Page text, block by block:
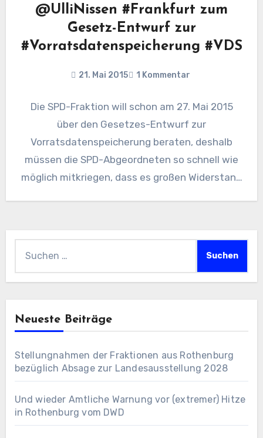
@UlliNissen #Frankfurt zum
Gesetz-Entwurf zur
#Vorratsdatenspeicherung #VDS
21. Mai 2015 1 Kommentar
Die SPD-Fraktion will schon am 27. Mai 2015
über den Gesetzes-Entwurf zur
Vorratsdatenspeicherung beraten, deshalb
müssen die SPD-Abgeordneten so schnell wie
möglich mitkriegen, dass es großen Widerstand
Neueste Beiträge
Stellungnahmen der Fraktionen aus Rothenburg
bezüglich Absage zur Landesausstellung 2028
Und wieder Amtliche Warnung vor (extremer) Hitze
in Rothenburg vom DWD